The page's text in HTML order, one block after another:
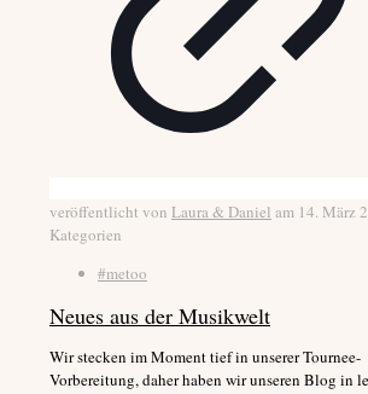
veröffentlicht von Laura & Daniel am 14. März
Kategorien
#metoo
Neues aus der Musikwelt
Wir stecken im Moment tief in unserer Tournee-
Vorbereitung, daher haben wir unseren Blog in